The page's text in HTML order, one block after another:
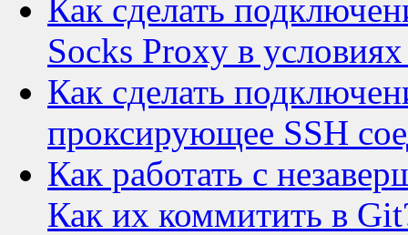
Как сделать
Socks Proxy в
Как сделать
проксирующее SSH
Как работать с
Как их коммитить в